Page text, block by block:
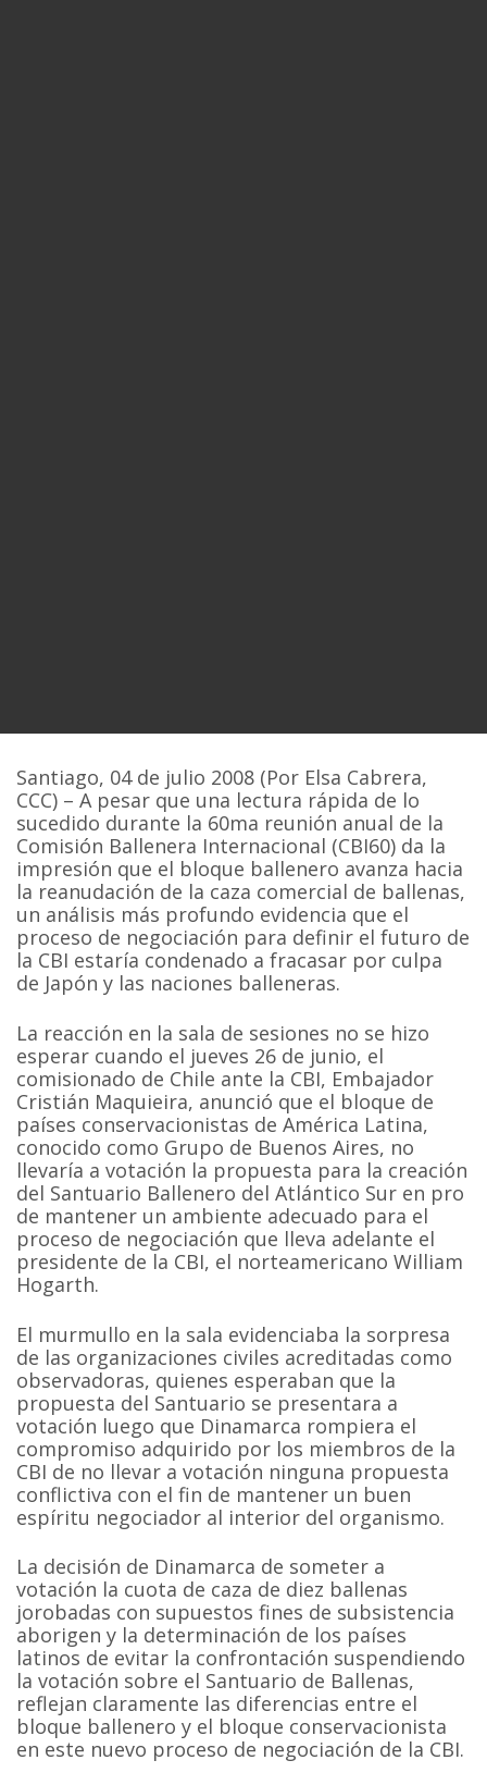
Santiago, 04 de julio 2008 (Por Elsa Cabrera,
CCC) – A pesar que una lectura rápida de lo
sucedido durante la 60ma reunión anual de la
Comisión Ballenera Internacional (CBI60) da la
impresión que el bloque ballenero avanza hacia
la reanudación de la caza comercial de ballenas,
un análisis más profundo evidencia que el
proceso de negociación para definir el futuro de
la CBI estaría condenado a fracasar por culpa
de Japón y las naciones balleneras.
La reacción en la sala de sesiones no se hizo
esperar cuando el jueves 26 de junio, el
comisionado de Chile ante la CBI, Embajador
Cristián Maquieira, anunció que el bloque de
países conservacionistas de América Latina,
conocido como Grupo de Buenos Aires, no
llevaría a votación la propuesta para la creación
del Santuario Ballenero del Atlántico Sur en pro
de mantener un ambiente adecuado para el
proceso de negociación que lleva adelante el
presidente de la CBI, el norteamericano William
Hogarth.
El murmullo en la sala evidenciaba la sorpresa
de las organizaciones civiles acreditadas como
observadoras, quienes esperaban que la
propuesta del Santuario se presentara a
votación luego que Dinamarca rompiera el
compromiso adquirido por los miembros de la
CBI de no llevar a votación ninguna propuesta
conflictiva con el fin de mantener un buen
espíritu negociador al interior del organismo.
La decisión de Dinamarca de someter a
votación la cuota de caza de diez ballenas
jorobadas con supuestos fines de subsistencia
aborigen y la determinación de los países
latinos de evitar la confrontación suspendiendo
la votación sobre el Santuario de Ballenas,
reflejan claramente las diferencias entre el
bloque ballenero y el bloque conservacionista
en este nuevo proceso de negociación de la CBI.